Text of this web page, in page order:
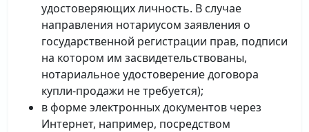
удостоверяющих личность. В случае
направления нотариусом заявления о
государственной регистрации прав, подписи
на котором им засвидетельствованы,
нотариальное удостоверение договора
купли-продажи не требуется);
в форме электронных документов через
Интернет, например, посредством